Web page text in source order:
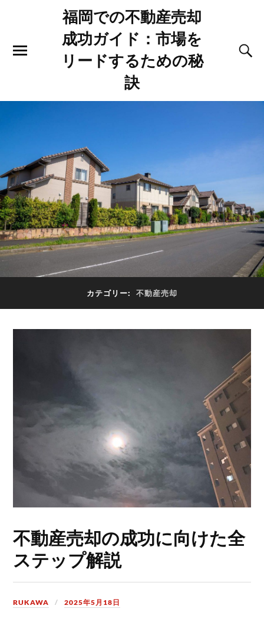
福岡での不動産売却
成功ガイド：市場を
リードするための秘
訣
カテゴリー: 不動産売却
不動産売却の成功に向けた全
ステップ解説
RUKAWA 2025年5月18日